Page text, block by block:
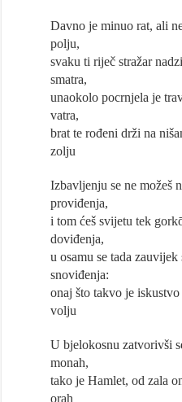
Davno je minuo rat, ali
polju,
svaku ti riječ stražar
smatra,
unaokolo pocrnjela je
vatra,
brat te rođeni drži na
zolju
Izbavljenju se ne možeš
proviđenja,
i tom ćeš svijetu tek
doviđenja,
u osamu se tada
snoviđenja:
onaj što takvo je
volju
U bjelokosnu zatvorivši
monah,
tako je Hamlet, od zala
orah